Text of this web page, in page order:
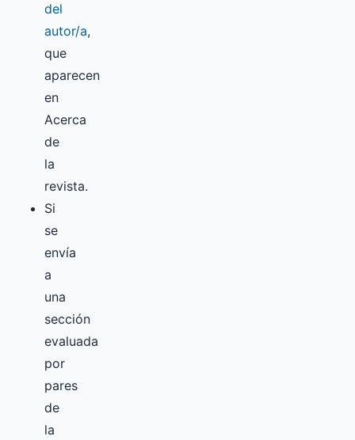
del
autor/a,
que
aparecen
en
Acerca
de
la
revista.
Si
se
envía
a
una
sección
evaluada
por
pares
de
la